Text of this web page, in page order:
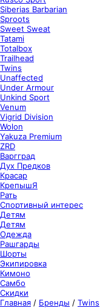
Siberias Barbarian
Sproots
Sweet Sweat
Tatami
Totalbox
Trailhead
Twins
Unaffected
Under Armour
Unkind Sport
Venum
Vigrid Division
Wolon
Yakuza Premium
ZRD
Варгград
Дух Предков
Красар
КрепышЯ
Рать
Спортивный интерес
Детям
Детям
Одежда
Рашгарды
Шорты
Экипировка
Кимоно
Самбо
Скидки
Главная / Бренды / Twins